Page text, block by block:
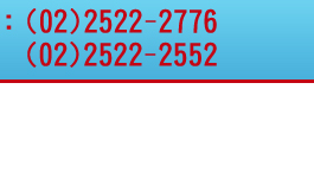
營造
公告
鷗段